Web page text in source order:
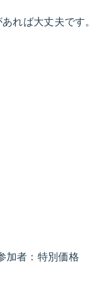
れば大丈夫です。
加者：特別価格